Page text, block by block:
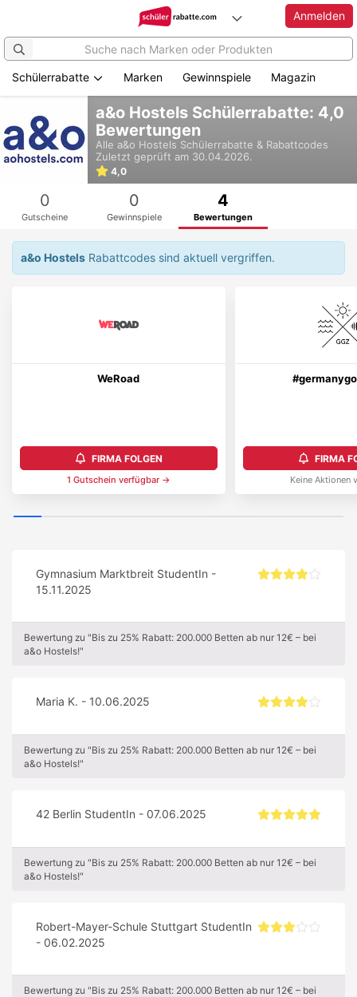
Hauptinhalt
springen
Anmelden
Schülerrabatte Marken Gewinnspiele Magazin
a&o Hostels Schülerrabatte: 4,0
Bewertungen
Alle a&o Hostels Schülerrabatte & Rabattcodes
Zuletzt geprüft am 30.04.2026.
4,0
0
Gutscheine
0
Gewinnspiele
4
Bewertungen
a&o Hostels Rabattcodes sind aktuell vergriffen.
WeRoad
FIRMA FOLGEN
1 Gutschein verfügbar →
FIRMA
Keine Aktionen
Gymnasium Marktbreit StudentIn -
15.11.2025
Bewertung zu "Bis zu 25% Rabatt: 200.000 Betten ab nur 12€ – bei
a&o Hostels!"
Maria K. - 10.06.2025
Bewertung zu "Bis zu 25% Rabatt: 200.000 Betten ab nur 12€ – bei
a&o Hostels!"
42 Berlin StudentIn - 07.06.2025
Bewertung zu "Bis zu 25% Rabatt: 200.000 Betten ab nur 12€ – bei
a&o Hostels!"
Robert-Mayer-Schule Stuttgart StudentIn
- 06.02.2025
Bewertung zu "Bis zu 25% Rabatt: 200.000 Betten ab nur 12€ – bei